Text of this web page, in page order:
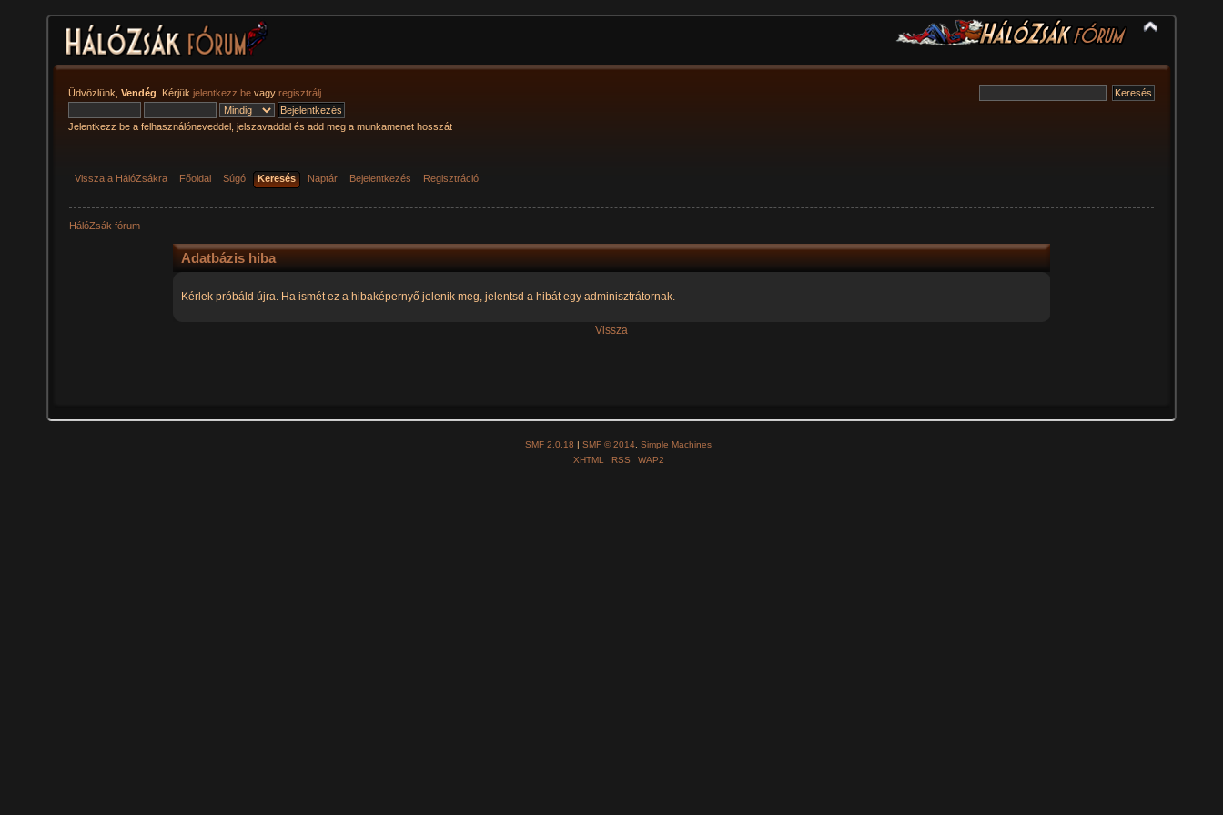
Üdvözlünk, Vendég . Kérjük jelentkezz be vagy regisztrálj
Jelentkezz be a felhasználóneveddel, jelszavaddal és add meg a munkamenet hosszát
Vissza a HálóZsákra Főoldal Súgó Keresés Naptár Bejelentkezés Regisztráció
HálóZsák fórum
Adatbázis hiba
Kérlek próbáld újra. Ha ismét ez a hibaképernyő jelenik meg, jelentsd a hibát egy adminisztrátornak.
Vissza
SMF 2.0.18 | SMF © 2014, Simple Machines
XHTML
RSS WAP2